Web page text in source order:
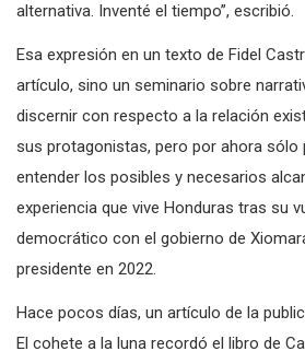
alternativa. Inventé el tiempo”, escribió.
Esa expresión en un texto de Fidel
artículo, sino un seminario sobre
discernir con respecto a la relación
sus protagonistas, pero por ahora sólo
entender los posibles y necesarios
experiencia que vive Honduras tras su
democrático con el gobierno de
presidente en 2022.
Hace pocos días, un artículo de la
El cohete a la luna recordó el libro de